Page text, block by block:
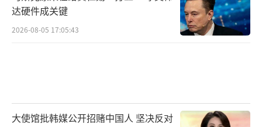
达硬件成关键
2026-08-05 17:05:43
大使馆批韩媒公开招赌中国人 坚决反对